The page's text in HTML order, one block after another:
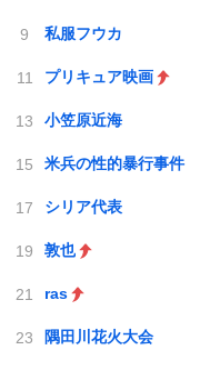
私服フウカ
プリキュア映画
小笠原近海
米兵の性的暴行事件
シリア代表
敦也
ras
隅田川花火大会